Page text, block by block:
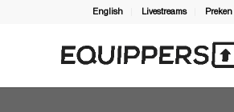
English Livestreams Preken